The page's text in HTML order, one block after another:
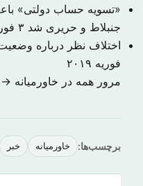
«تسویه حساب دولتی»
جنبلاط و حریری شد ۳ فوریه ۲۰۱۹
اختلاف نظر درباره
فوریه ۲۰۱۹
مرور همه در خاورمیانه →
برچسب‌ها: خاورمیانه خبر